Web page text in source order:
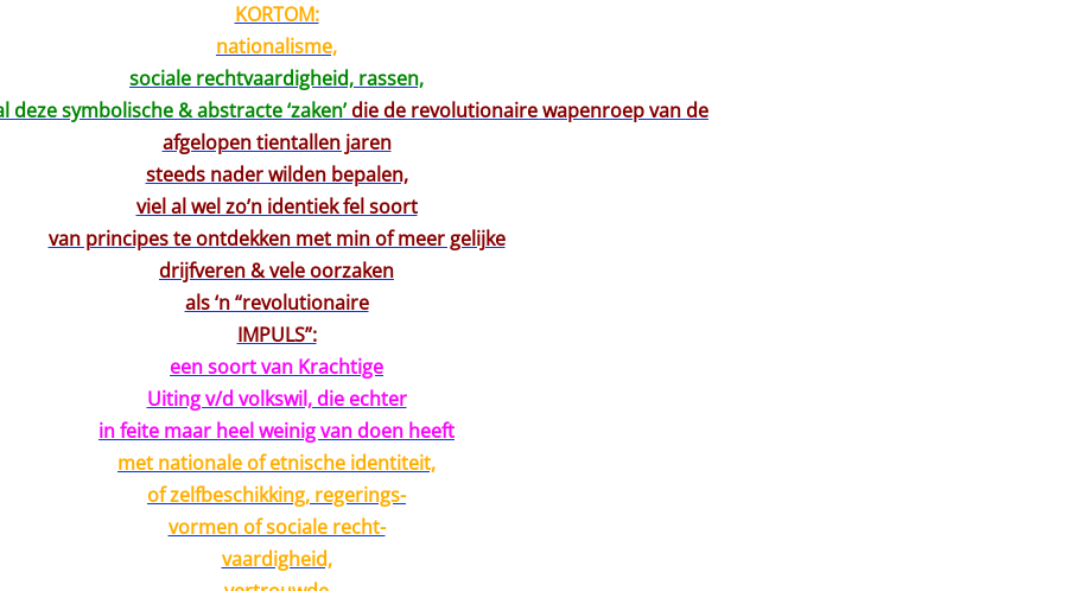
KORTOM:
nationalisme,
sociale rechtvaardigheid, rassen,
deze symbolische & abstracte ‘zaken’ die de revolutionaire wapenroep van de
afgelopen tientallen jaren
steeds nader wilden bepalen,
viel al wel zo’n identiek fel soort
van principes te ontdekken met min of meer gelijke
drijfveren & vele oorzaken
als ‘n “revolutionaire
IMPULS”:
een soort van Krachtige
Uiting v/d volkswil, die echter
in feite maar heel weinig van doen heeft
met nationale of etnische identiteit,
of zelfbeschikking, regerings-
vormen of sociale recht-
vaardigheid,